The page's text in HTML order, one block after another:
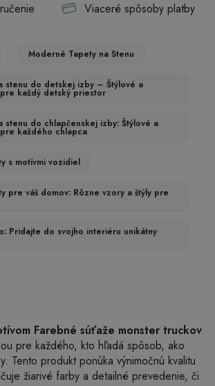
Viaceré spôsoby platby
Moderné Tapety na Stenu
stenu do detskej izby – Štýlové a
každý detský priestor
stenu do chlapčenskej izby: Štýlové a
každého chlapca
s motívmi vozidiel
pre váš domov: Rôzne vzory a štýly pre
Pridajte do svojho interiéru unikátny
Farebné súťaže monster truckov
pre každého, kto hľadá spôsob, ako
Tento produkt ponúka výnimočnú kvalitu
žiarivé farby a detailné prevedenie, či